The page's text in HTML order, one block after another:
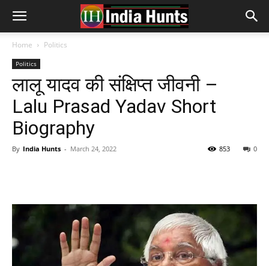
Home Politics
Politics
लालू यादव की संक्षिप्त जीवनी –
Lalu Prasad Yadav Short
Biography
By India Hunts - March 24, 2022 0
853